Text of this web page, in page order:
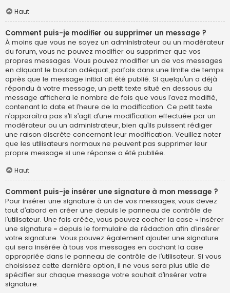
Haut
Comment puis-je modifier ou supprimer un message ?
À moins que vous ne soyez un administrateur ou un modérateur
du forum, vous ne pouvez modifier ou supprimer que vos
propres messages. Vous pouvez modifier un de vos messages
en cliquant le bouton adéquat, parfois dans une limite de temps
après que le message initial ait été publié. Si quelqu’un a déjà
répondu à votre message, un petit texte situé en dessous du
message affichera le nombre de fois que vous l’avez modifié,
contenant la date et l’heure de la modification. Ce petit texte
n’apparaîtra pas s’il s’agit d’une modification effectuée par un
modérateur ou un administrateur, bien qu’ils puissent rédiger
une raison discrète concernant leur modification. Veuillez noter
que les utilisateurs normaux ne peuvent pas supprimer leur
propre message si une réponse a été publiée.
Haut
Comment puis-je insérer une signature à mon message ?
Pour insérer une signature à un de vos messages, vous devez
tout d’abord en créer une depuis le panneau de contrôle de
l’utilisateur. Une fois créée, vous pouvez cocher la case « Insérer
une signature » depuis le formulaire de rédaction afin d’insérer
votre signature. Vous pouvez également ajouter une signature
qui sera insérée à tous vos messages en cochant la case
appropriée dans le panneau de contrôle de l’utilisateur. Si vous
choisissez cette dernière option, il ne vous sera plus utile de
spécifier sur chaque message votre souhait d’insérer votre
signature.